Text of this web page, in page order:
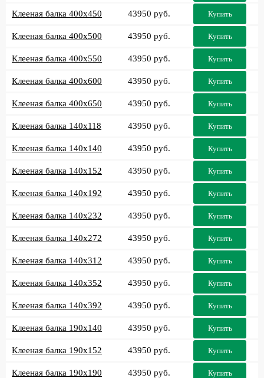
Клееная балка 400x450 43950 руб. Купить
Клееная балка 400x500 43950 руб. Купить
Клееная балка 400x550 43950 руб. Купить
Клееная балка 400x600 43950 руб. Купить
Клееная балка 400x650 43950 руб. Купить
Клееная балка 140x118 43950 руб. Купить
Клееная балка 140x140 43950 руб. Купить
Клееная балка 140x152 43950 руб. Купить
Клееная балка 140x192 43950 руб. Купить
Клееная балка 140x232 43950 руб. Купить
Клееная балка 140x272 43950 руб. Купить
Клееная балка 140x312 43950 руб. Купить
Клееная балка 140x352 43950 руб. Купить
Клееная балка 140x392 43950 руб. Купить
Клееная балка 190x140 43950 руб. Купить
Клееная балка 190x152 43950 руб. Купить
Клееная балка 190x190 43950 руб. Купить